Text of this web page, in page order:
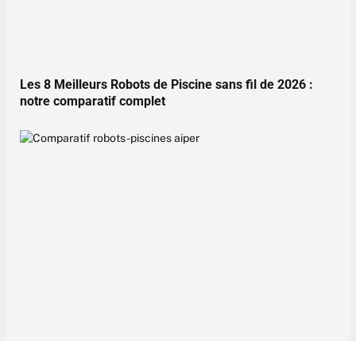
Les 8 Meilleurs Robots de Piscine sans fil de 2026 :
notre comparatif complet